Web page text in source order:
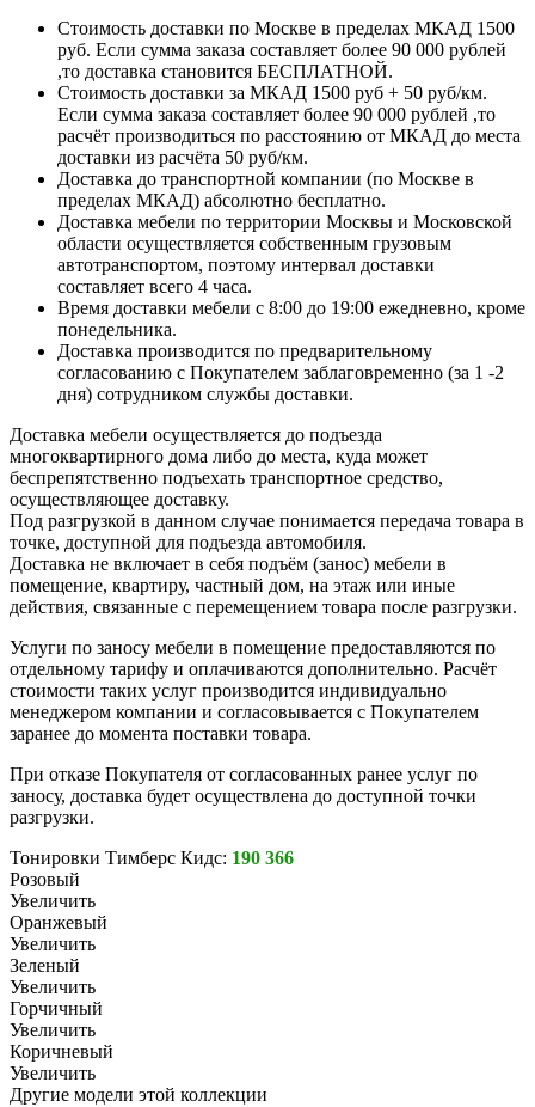
Стоимость доставки по Москве в пределах МКАД 1500
руб. Если сумма заказа составляет более 90 000 рублей
,то доставка становится БЕСПЛАТНОЙ.
Стоимость доставки за МКАД 1500 руб + 50 руб/км.
Если сумма заказа составляет более 90 000 рублей ,то
расчёт производиться по расстоянию от МКАД до места
доставки из расчёта 50 руб/км.
Доставка до транспортной компании (по Москве в
пределах МКАД) абсолютно бесплатно.
Доставка мебели по территории Москвы и Московской
области осуществляется собственным грузовым
автотранспортом, поэтому интервал доставки
составляет всего 4 часа.
Время доставки мебели с 8:00 до 19:00 ежедневно, кроме
понедельника.
Доставка производится по предварительному
согласованию с Покупателем заблаговременно (за 1 -2
дня) сотрудником службы доставки.
Доставка мебели осуществляется до подъезда
многоквартирного дома либо до места, куда может
беспрепятственно подъехать транспортное средство,
осуществляющее доставку.
Под разгрузкой в данном случае понимается передача товара в
точке, доступной для подъезда автомобиля.
Доставка не включает в себя подъём (занос) мебели в
помещение, квартиру, частный дом, на этаж или иные
действия, связанные с перемещением товара после разгрузки.
Услуги по заносу мебели в помещение предоставляются по
отдельному тарифу и оплачиваются дополнительно. Расчёт
стоимости таких услуг производится индивидуально
менеджером компании и согласовывается с Покупателем
заранее до момента поставки товара.
При отказе Покупателя от согласованных ранее услуг по
заносу, доставка будет осуществлена до доступной точки
разгрузки.
Тонировки Тимберс Кидс: 190 366
Розовый
Увеличить
Оранжевый
Увеличить
Зеленый
Увеличить
Горчичный
Увеличить
Коричневый
Увеличить
Другие модели этой коллекции